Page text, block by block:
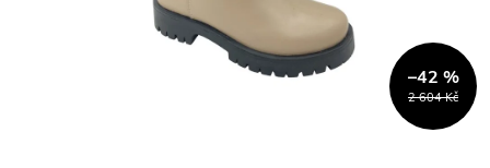
2 604 Kč
–42 %